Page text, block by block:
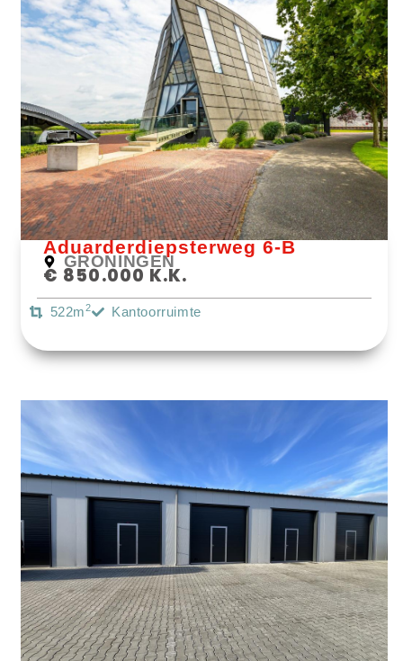
Bekijk Object
Aduarderdiepsterweg 6-B
GRONINGEN
€ 850.000 K.k.
522m2 Kantoorruimte
Bekijk Object